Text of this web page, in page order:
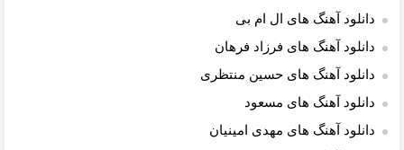
دانلود آهنگ های ال ام بی
دانلود آهنگ های فرزاد فرهان
دانلود آهنگ های حسین منتظری
دانلود آهنگ های مسعود
دانلود آهنگ های مهدی امینیان